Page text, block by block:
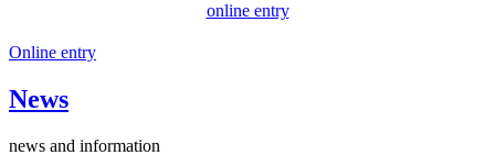
online entry
Online entry
News
news and information